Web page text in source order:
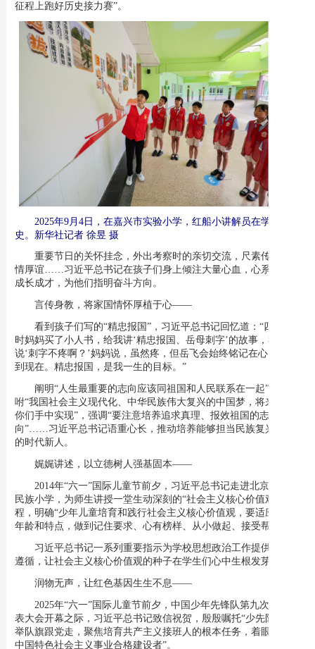
征程上跑好历史接力赛”。
2025年9月4日，在嘉兴市实验小学，红船小讲解员在学习校
史。新华社记者 徐昱 摄
重要节日的关怀挂念，外出考察时的亲切交流，尺素传情的深
情厚谊……习近平总书记在孩子们身上倾注大量心血，心系他们的
成长成才，为他们指明奋斗方向。
言传身教，将家国情怀厚植于心——
看到孩子们写的“精忠报国”，习近平总书记回忆道：“四五岁
时妈妈买了小人书，给我讲‘精忠报国、岳母刺字’的故事，我
说‘刺字不疼啊？’妈妈说，虽然疼，但岳飞会始终铭记在心。我记
到现在。精忠报国，是我一生的目标。”
阐明“人生最重要的志向应该同祖国和人民联系在一起”，嘱
咐“我国社会主义现代化、中华民族伟大复兴的中国梦，将来要在
你们手中实现”，强调“要注意培养追求真理、报效祖国的志
向”……习近平总书记语重心长，推动培养能够担当民族复兴大任
的时代新人。
娓娓讲述，以立德树人强基固本——
2014年“六一”国际儿童节前夕，习近平总书记走进北京海淀区
民族小学，为师生讲授一堂生动深刻的“社会主义核心价值观”课
程，明确“少年儿童培育和践行社会主义核心价值观，要适应自身
年龄和特点，做到记住要求、心有榜样、从小做起、接受帮助”。
习近平总书记一系列重要指示为学校思想政治工作提供了根本
遵循，让社会主义核心价值观的种子在学生们心中生根发芽。
润物无声，让红色基因生生不息——
2025年“六一”国际儿童节前夕，中国少年先锋队第九次全国代
表大会开幕之际，习近平总书记致信祝贺，殷殷嘱托“少先队要高
举队旗跟党走，聚焦培育共产主义接班人的根本任务，着眼于培养
中国特色社会主义事业合格建设者”。